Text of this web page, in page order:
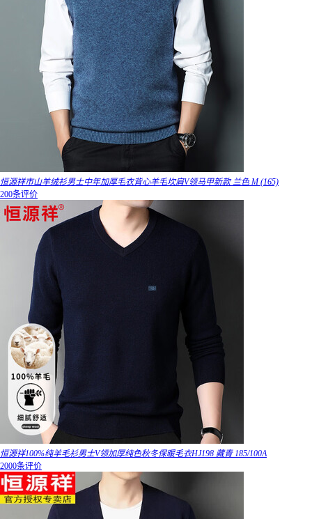
恒源祥市山羊绒衫男士中年加厚毛衣背心羊毛坎肩V领马甲新款 兰色 M (165)
200条评价
恒源祥100%纯羊毛衫男士V领加厚纯色秋冬保暖毛衣HJ198 藏青 185/100A
2000条评价